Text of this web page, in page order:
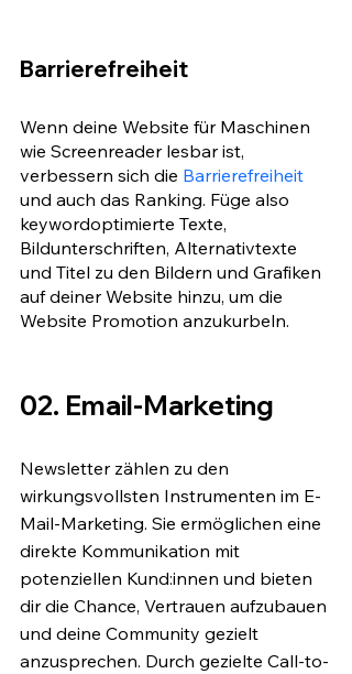
Barrierefreiheit
Wenn deine Website für Maschinen
wie Screenreader lesbar ist,
verbessern sich die Barrierefreiheit
und auch das Ranking. Füge also
keywordoptimierte Texte,
Bildunterschriften, Alternativtexte
und Titel zu den Bildern und Grafiken
auf deiner Website hinzu, um die
Website Promotion anzukurbeln.
02. Email-Marketing
Newsletter zählen zu den
wirkungsvollsten Instrumenten im E-
Mail-Marketing. Sie ermöglichen eine
direkte Kommunikation mit
potenziellen Kund:innen und bieten
dir die Chance, Vertrauen aufzubauen
und deine Community gezielt
anzusprechen. Durch gezielte Call-to-